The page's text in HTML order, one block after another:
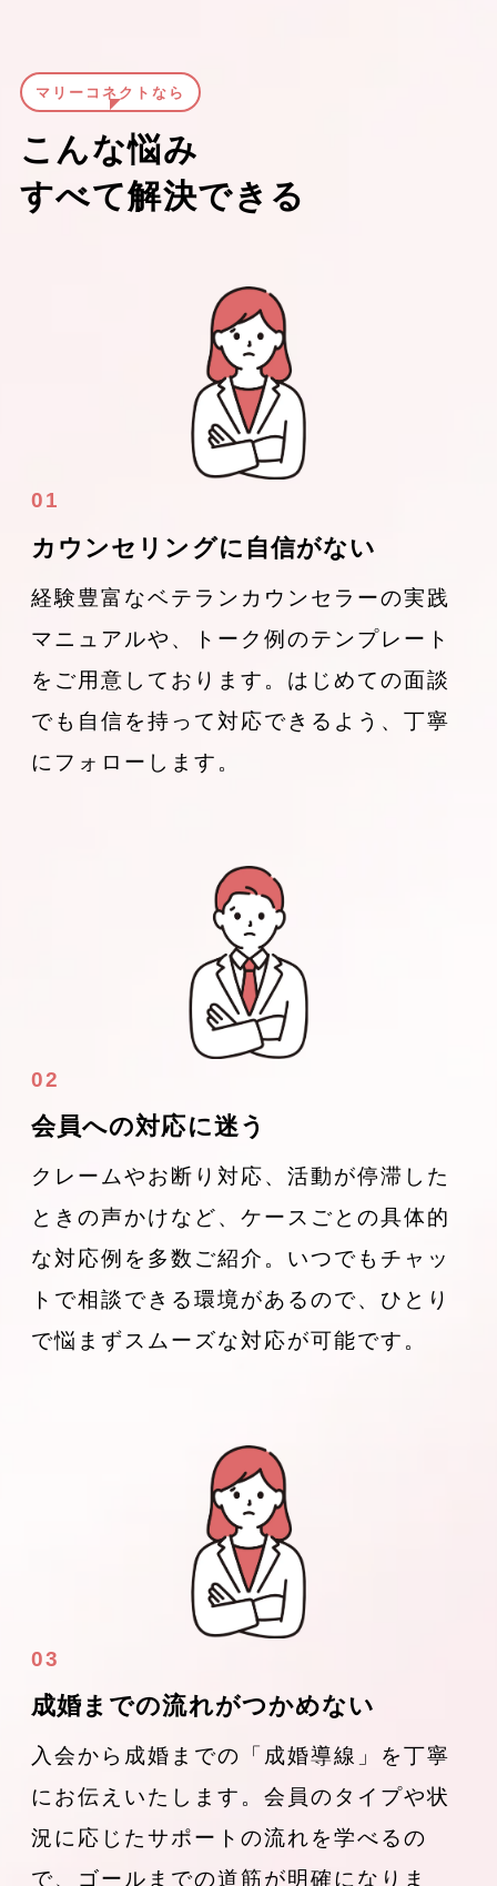
マリーコネクトなら
こんな悩み
すべて解決できる
01
カウンセリングに自信がない
経験豊富なベテランカウンセラーの実践
マニュアルや、トーク例のテンプレート
をご用意しております。はじめての面談
でも自信を持って対応できるよう、丁寧
にフォローします。
02
会員への対応に迷う
クレームやお断り対応、活動が停滞した
ときの声かけなど、ケースごとの具体的
な対応例を多数ご紹介。いつでもチャッ
トで相談できる環境があるので、ひとり
で悩まずスムーズな対応が可能です。
03
成婚までの流れがつかめない
入会から成婚までの「成婚導線」を丁寧
にお伝えいたします。会員のタイプや状
況に応じたサポートの流れを学べるの
で、ゴールまでの道筋が明確になりま